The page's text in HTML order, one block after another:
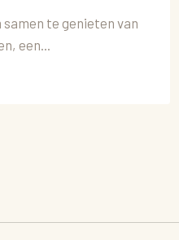
te genieten van
een...